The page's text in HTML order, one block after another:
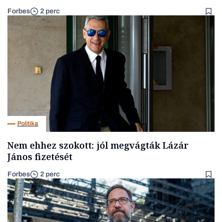
Forbes 2 perc
Politika
Nem ehhez szokott: jól megvágták Lázár
János fizetését
Forbes 2 perc